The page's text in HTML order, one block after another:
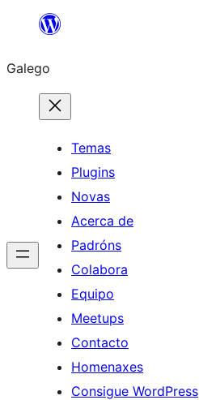
Saltar
contido
Galego
Temas
Plugins
Novas
Acerca de
Padróns
Colabora
Equipo
Meetups
Contacto
Homenaxes
Consigue WordPress